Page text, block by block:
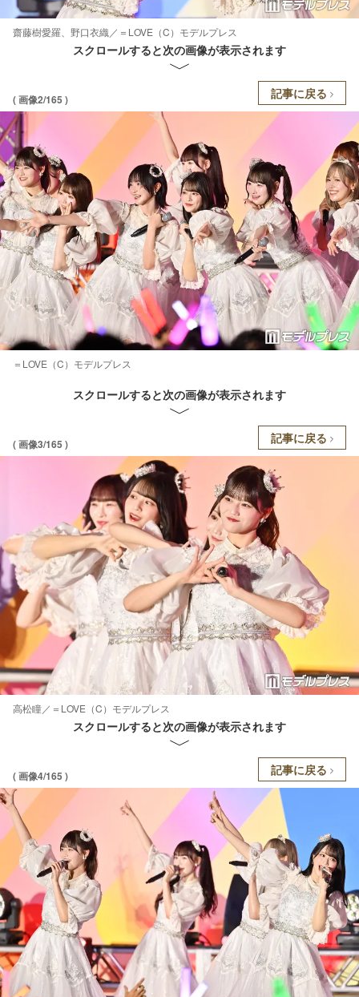
齋藤樹愛羅、野口衣織／＝LOVE（C）モデルプレス
スクロールすると次の画像が表示されます
( 画像2/165 ) 記事に戻る
＝LOVE（C）モデルプレス
スクロールすると次の画像が表示されます
( 画像3/165 ) 記事に戻る
高松瞳／＝LOVE（C）モデルプレス
スクロールすると次の画像が表示されます
( 画像4/165 ) 記事に戻る